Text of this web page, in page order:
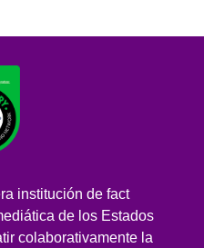
institución de fact
de los Estados
colaborativamente la